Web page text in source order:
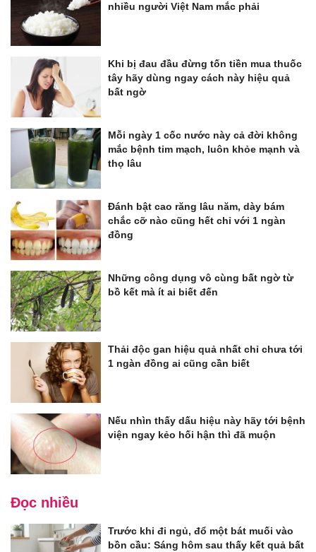
nhiều người Việt Nam mắc phải
Khi bị đau đầu đừng tốn tiền mua thuốc
tây hãy dùng ngay cách này hiệu quả
bất ngờ
Mỗi ngày 1 cốc nước này cả đời không
mắc bệnh tim mạch, luôn khỏe mạnh và
thọ lâu
Đánh bật cao răng lâu năm, dày bám
chắc cỡ nào cũng hết chỉ với 1 ngàn
đồng
Những công dụng vô cùng bất ngờ từ
bồ kết mà ít ai biết đến
Thải độc gan hiệu quả nhất chỉ chưa tới
1 ngàn đồng ai cũng cần biết
Nếu nhìn thấy dấu hiệu này hãy tới bệnh
viện ngay kẻo hối hận thì đã muộn
Đọc nhiều
Trước khi đi ngủ, đổ một bát muối vào
bồn cầu: Sáng hôm sau thấy kết quả bất